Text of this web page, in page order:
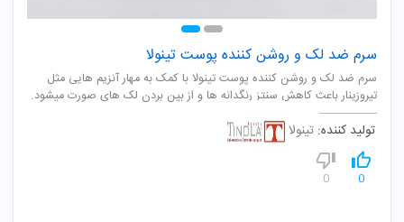
سرم ضد لک و روشن کننده پوست تینولا
سرم ضد لک و روشن کننده پوست تینولا با کمک به مهار آنزیم هایی مثل
تیروزینار باعث کاهش سنتز رنگدانه ها و از بین بردن لک های صورت میشود.
تولید کننده: تینولا
0
0